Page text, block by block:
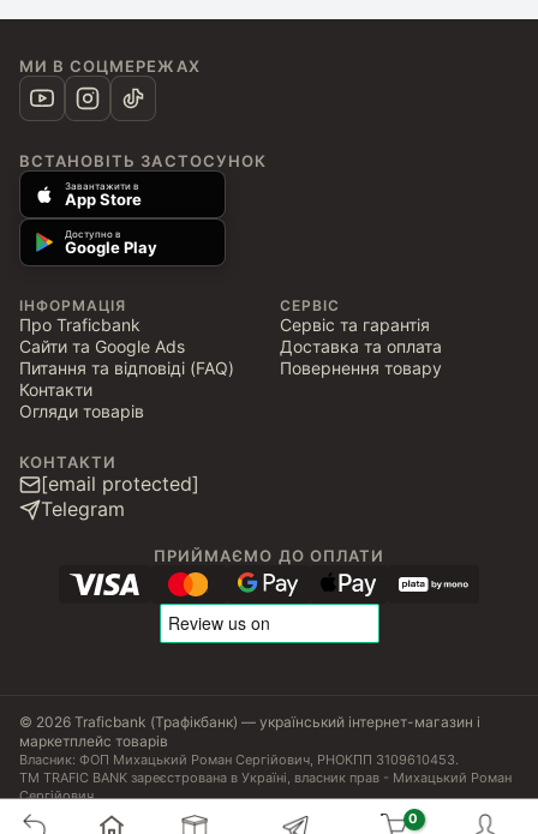
МИ В СОЦМЕРЕЖАХ
ВСТАНОВІТЬ ЗАСТОСУНОК
Завантажити в
App Store
Доступно в
Google Play
ІНФОРМАЦІЯ
Про Traficbank
Сайти та Google Ads
Питання та відповіді (FAQ)
Контакти
Огляди товарів
СЕРВІС
Сервіс та гарантія
Доставка та оплата
Повернення товару
КОНТАКТИ
[email protected]
Telegram
ПРИЙМАЄМО ДО ОПЛАТИ
© 2026 Traficbank (Трафікбанк) — український інтернет-магазин і
маркетплейс товарів
Власник: ФОП Михацький Роман Сергійович, РНОКПП 3109610453.
ТМ TRAFIC BANK зареєстрована в Україні, власник прав - Михацький Роман
Сергійович.
Угода користувача Політика конфіденційності Публічна оферта